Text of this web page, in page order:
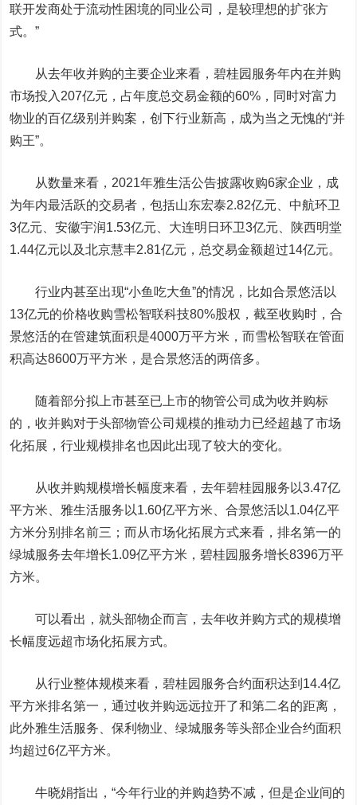
联开发商处于流动性困境的同业公司，是较理想的扩张方
式。”
从去年收并购的主要企业来看， 碧桂园服务年内在并购
市场投入207亿元，占年度总交易金额的60%，同时对富力
物业的百亿级别并购案，创下行业新高，成为当之无愧的“并
购王”。
从数量来看，2021年雅生活公告披露收购6家企业，成
为年内最活跃的交易者，包括山东宏泰2.82亿元、中航环卫
3亿元、安徽宇润1.53亿元、大连明日环卫3亿元、陕西明堂
1.44亿元以及北京慧丰2.81亿元，总交易金额超过14亿元。
行业内甚至出现“小鱼吃大鱼”的情况，比如合景悠活以
13亿元的价格收购雪松智联科技80%股权，截至收购时，合
景悠活的在管建筑面积是4000万平方米，而雪松智联在管面
积高达8600万平方米，是合景悠活的两倍多。
随着部分拟上市甚至已上市的物管公司成为收并购标
的，收并购对于头部物管公司规模的推动力已经超越了市场
化拓展，行业规模排名也因此出现了较大的变化。
从收并购规模增长幅度来看，去年碧桂园服务以3.47亿
平方米、 雅生活服务 以1.60亿平方米、合景悠活以1.04亿平
方米分别排名前三；而从市场化拓展方式来看，排名第一的
绿城服务去年增长1.09亿平方米，碧桂园服务增长8396万平
方米。
可以看出，就头部物企而言，去年收并购方式的规模增
长幅度远超市场化拓展方式。
从行业整体规模来看，碧桂园服务合约面积达到14.4亿
平方米排名第一，通过收并购远远拉开了和第二名的距离，
此外雅生活服务、保利物业 、绿城服务等头部企业合约面积
均超过6亿平方米。
牛晓娟指出，“今年行业的并购趋势不减，但是企业间的